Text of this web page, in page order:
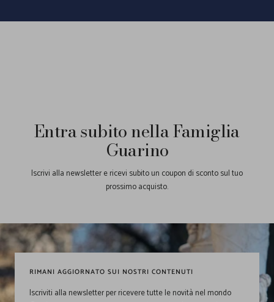
Entra subito nella Famiglia
Guarino
Iscrivi alla newsletter e ricevi subito un coupon di sconto sul tuo
prossimo acquisto.
RIMANI AGGIORNATO SUI NOSTRI CONTENUTI
Iscriviti alla newsletter per ricevere tutte le novità nel mondo